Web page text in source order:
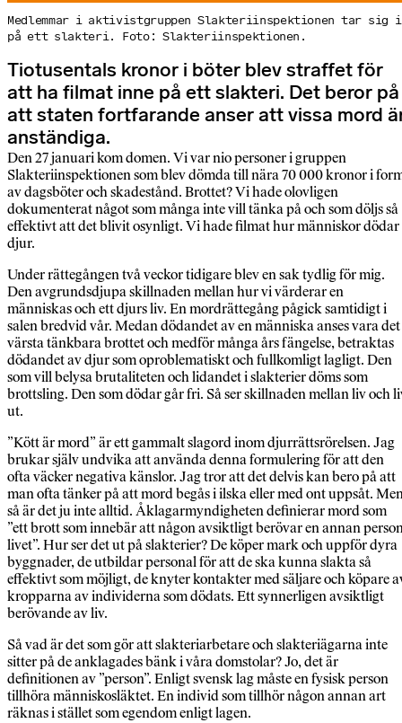
Medlemmar i aktivist­­gruppen Slakteri­inspektionen tar sig
på ett slakteri. Foto: Slakteriinspektionen.
Tiotusentals kronor i böter blev straffet för
att ha filmat inne på ett slakteri. Det beror på
att staten fortfarande anser att vissa mord
anständiga.
Den 27 januari kom domen. Vi var nio personer i gruppen
Slakteriinspektionen som blev dömda till nära 70 000 kronor i
av dagsböter och skadestånd. Brottet? Vi hade olovligen
dokumenterat något som många inte vill tänka på och som döljs så
effektivt att det blivit osynligt. Vi hade filmat hur människor dödar
djur.
Under rättegången två veckor tidigare blev en sak tydlig för mig.
Den avgrundsdjupa skillnaden mellan hur vi värderar en
människas och ett djurs liv. En mordrättegång pågick samtidigt i
salen bredvid vår. Medan dödandet av en människa anses vara det
värsta tänkbara brottet och medför många års fängelse, betraktas
dödandet av djur som oproblem­atiskt och fullkomligt lagligt. Den
som vill belysa brutaliteten och lidandet i slakterier döms som
brottsling. Den som dödar går fri. Så ser skillnaden mellan liv och
ut.
”Kött är mord” är ett gammalt slagord inom djurrättsrörelsen. Jag
brukar själv undvika att använda denna formulering för att den
ofta väcker negativa känslor. Jag tror att det delvis kan bero på att
man ofta tänker på att mord begås i ilska eller med ont uppsåt.
så är det ju inte alltid. Åklagarmyndigheten definierar mord som
”ett brott som innebär att någon avsiktligt berövar en annan
livet”. Hur ser det ut på slakterier? De köper mark och uppför dyra
byggnader, de utbildar personal för att de ska kunna slakta så
effektivt som möjligt, de knyter kontakter med säljare och köpare
kropparna av individerna som dödats. Ett synnerligen avsiktligt
berövande av liv.
Så vad är det som gör att slakteriarbetare och slakteriägarna inte
sitter på de anklagades bänk i våra domstolar? Jo, det är
definitionen av ”person”. Enligt svensk lag måste en fysisk person
tillhöra människosläktet. En individ som tillhör någon annan art
räknas i stället som egendom enligt lagen.